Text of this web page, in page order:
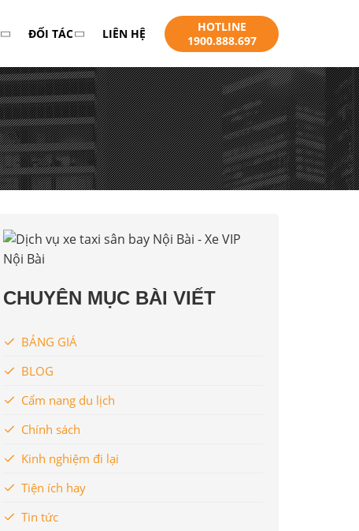
ĐỐI TÁC LIÊN HỆ
HOTLINE
1900.888.697
CHUYÊN MỤC BÀI VIẾT
BẢNG GIÁ
BLOG
Cẩm nang du lịch
Chính sách
Kinh nghiệm đi lại
Tiện ích hay
Tin tức